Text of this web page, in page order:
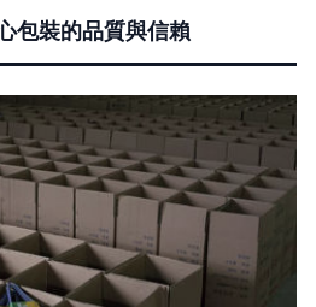
包裝的品質與信賴